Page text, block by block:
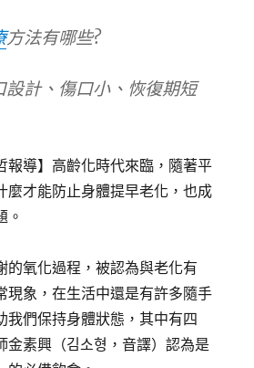
方法有哪些?
設計、傷口小、恢復期短
報導】高齡化時代來臨，隨著平
麼才能防止身體提早老化，也成
。
的氧化過程，被認為與老化有
現象，在生活中還是有許多隨手
我們保持身體狀態，其中有四
金素興（김소형，音譯）認為是